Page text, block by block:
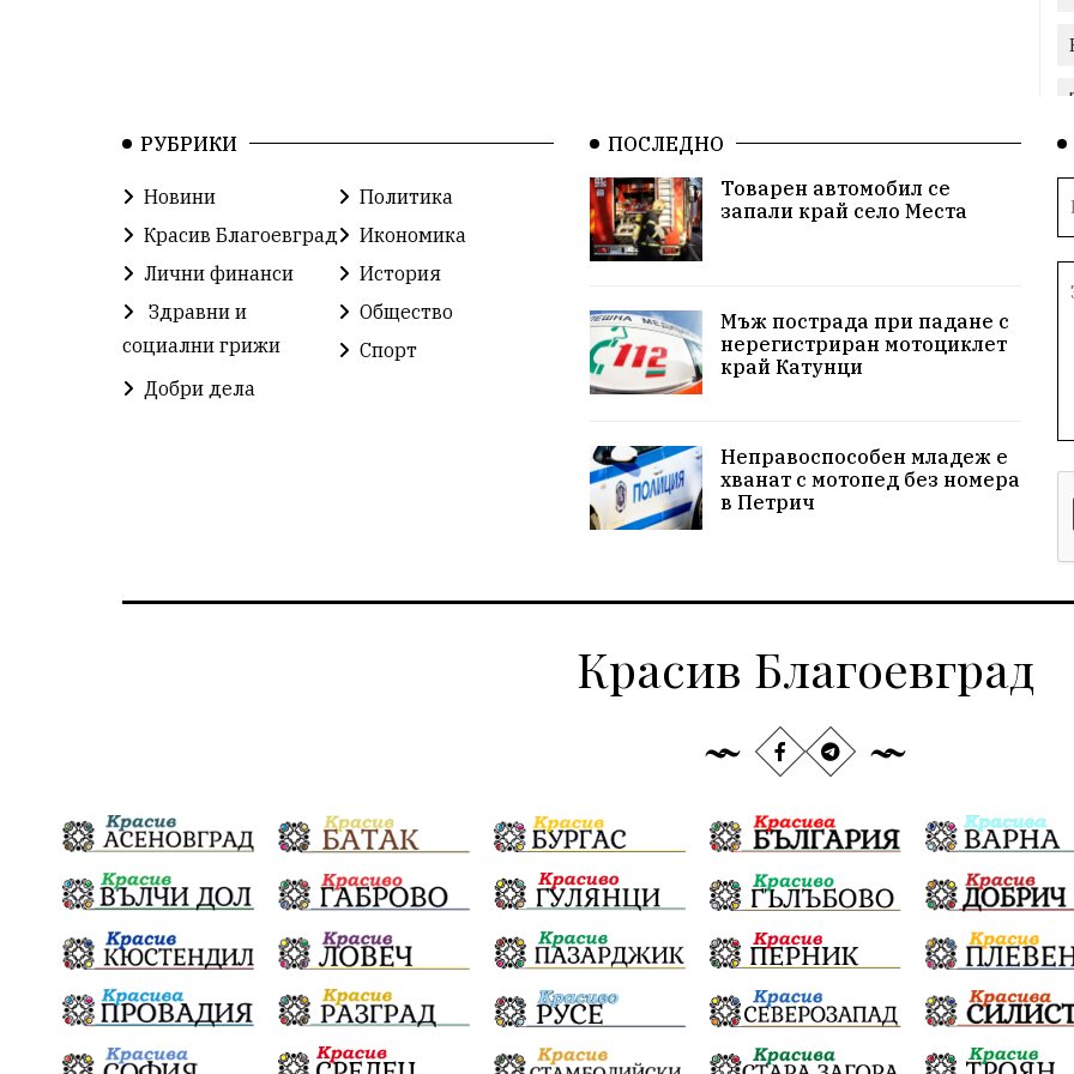
РУБРИКИ
Новини
Политика
Красив Благоевград
Икономика
Лични финанси
История
Здравни и
социални грижи
Общество
Спорт
Добри дела
ПОСЛЕДНО
Товарен автомобил се
запали край село Места
Мъж пострада при падане с
нерегистриран мотоциклет
край Катунци
Неправоспособен младеж е
хванат с мотопед без номера
в Петрич
Красив Благоевград